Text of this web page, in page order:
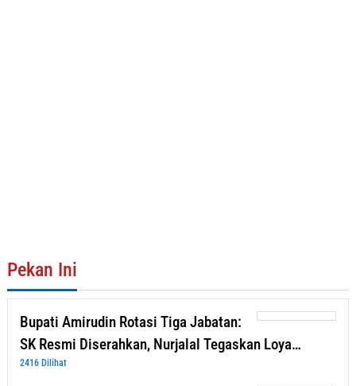
Pekan Ini
Bupati Amirudin Rotasi Tiga Jabatan:
SK Resmi Diserahkan, Nurjalal Tegaskan Loya…
2416 Dilihat